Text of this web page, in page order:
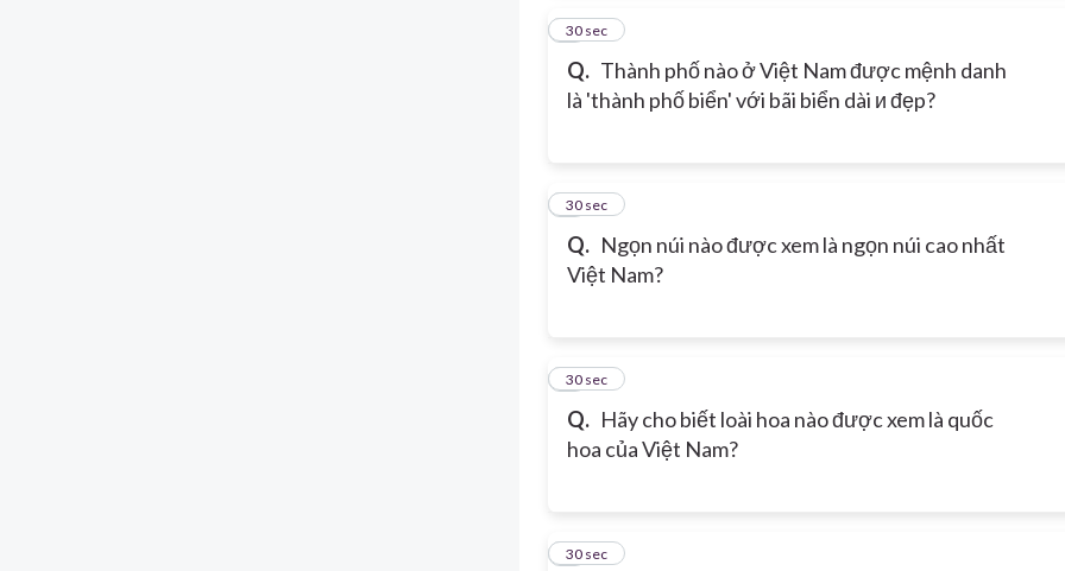
Q. Thành phố nào ở Việt Nam được mệnh danh
là 'thành phố biển' với bãi biển dài и đẹp?
4
30 sec
Q. Ngọn núi nào được xem là ngọn núi cao nhất
Việt Nam?
5
30 sec
Q. Hãy cho biết loài hoa nào được xem là quốc
hoa của Việt Nam?
6
30 sec
7
30 sec